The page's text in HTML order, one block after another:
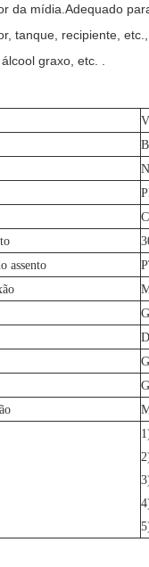
da mídia.Adequado
tanque, recipiente,
graxo, etc. .
assento